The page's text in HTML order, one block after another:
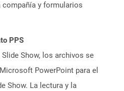
compañía y formularios
PPS
Slide Show, los archivos se
PowerPoint para el
Show. La lectura y la